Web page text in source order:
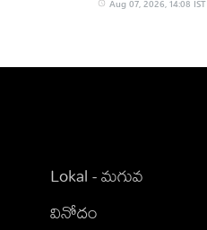
Aug 07, 2026, 14:08 IST
Lokal - మగువ
వినోదం